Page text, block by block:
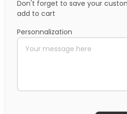
Don't forget to save your
add to cart
Personnalization